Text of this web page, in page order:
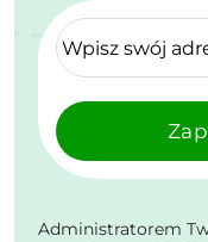
Administratorem